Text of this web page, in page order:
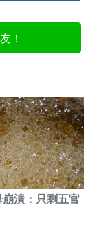
！
潰：只剩五官